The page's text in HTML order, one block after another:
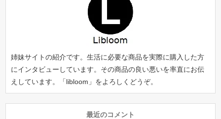
姉妹サイトの紹介です。生活に必要な商品を実際に購入した方
にインタビューしています。その商品の良い悪いを率直にお伝
えしています。「libloom 」をよろしくどうぞ。
最近のコメント